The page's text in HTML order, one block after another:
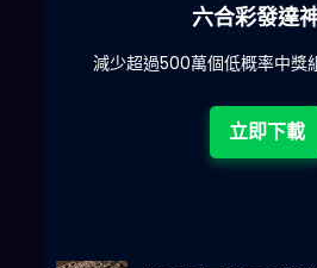
六合彩發達
減少超過500萬個低概率中獎
立即下載